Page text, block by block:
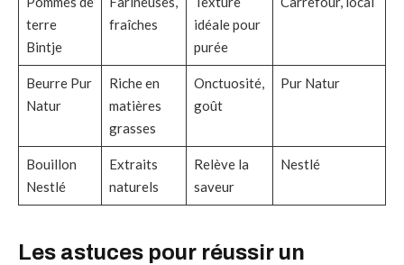
terre
Bintje
fraîches
idéale pour
purée
Beurre Pur
Natur
Riche en
matières
grasses
Onctuosité,
goût
Pur Natur
Bouillon
Nestlé
Extraits
naturels
Relève la
saveur
Nestlé
Les astuces pour réussir un